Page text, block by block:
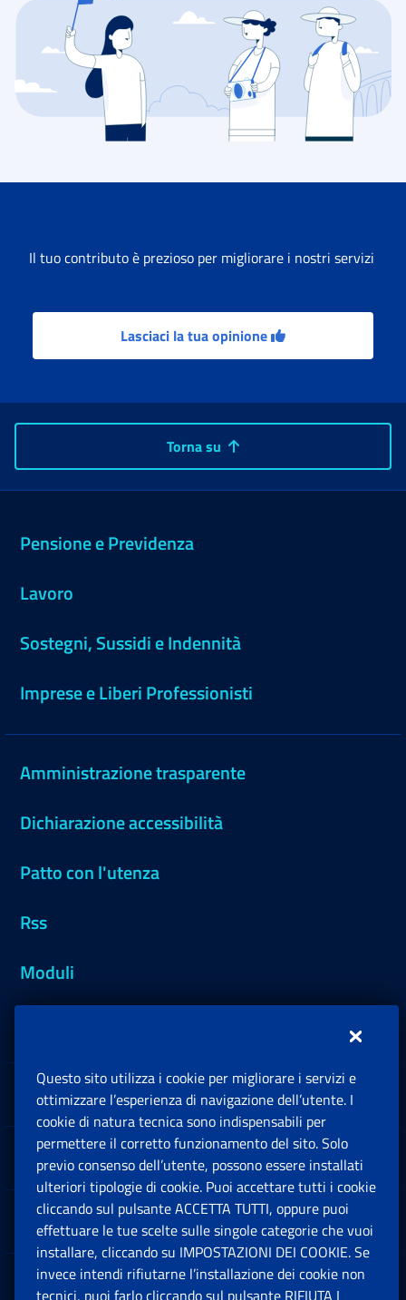
Il tuo contributo è prezioso per migliorare i nostri servizi
Lasciaci la tua opinione
Torna su
Pensione e Previdenza
Lavoro
Sostegni, Sussidi e Indennità
Imprese e Liberi Professionisti
Amministrazione trasparente
Dichiarazione accessibilità
Patto con l'utenza
Rss
Moduli
Sedi e Contatti
Software
Note Legali
App mobile
Questo sito utilizza i cookie per migliorare i servizi e
ottimizzare l’esperienza di navigazione dell’utente. I
cookie di natura tecnica sono indispensabili per
permettere il corretto funzionamento del sito. Solo
previo consenso dell’utente, possono essere installati
ulteriori tipologie di cookie. Puoi accettare tutti i cookie
cliccando sul pulsante ACCETTA TUTTI, oppure puoi
effettuare le tue scelte sulle singole categorie che vuoi
installare, cliccando su IMPOSTAZIONI DEI COOKIE. Se
invece intendi rifiutarne l’installazione dei cookie non
tecnici, puoi farlo cliccando sul pulsante RIFIUTA I